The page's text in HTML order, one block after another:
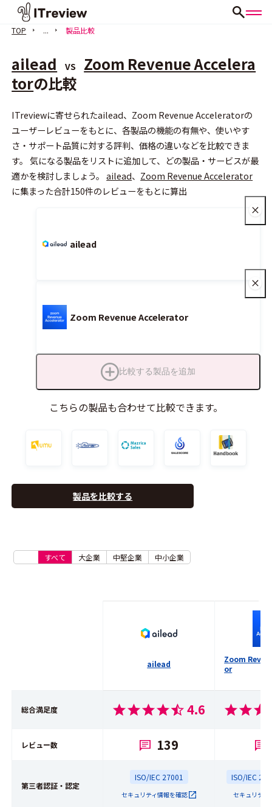
TOP ... 製品比較
ailead VS
Zoom Revenue Accelera
torの比較
ITreviewに寄せられたailead、Zoom Revenue Acceleratorの
ユーザーレビューをもとに、各製品の機能の有無や、使いやす
さ・サポート品質に対する評判、価格の違いなどを比較できま
す。 気になる製品をリストに追加して、どの製品・サービスが最
適かを検討しましょう。ailead、 Zoom Revenue Accelerator
に集まった合計150件のレビューをもとに算出
ailead
Zoom Revenue Accelerator
比較する製品を追加
こちらの製品も合わせて比較できます。
製品を比較する
すべて 大企業 中堅企業 中小企業
会員登録（無料）
ailead
Zoom
or
総合満足度 4.6
レビュー数 139
第三者認証・認定
ISO/IEC 27001
セキュリティ情報を確認
ISO/IEC
セキュリティ